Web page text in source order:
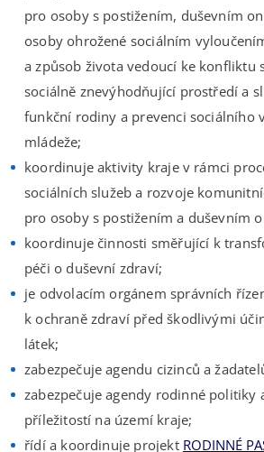
pro osoby s postižením, duševním
osoby ohrožené sociálním
a způsob života vedoucí ke konfliktu
sociálně znevýhodňující prostředí a
funkční rodiny a prevenci sociálního
mládeže;
koordinuje aktivity kraje v rámci
sociálních služeb a rozvoje
pro osoby s postižením a duševním
koordinuje činnosti směřující k
péči o duševní zdraví;
je odvolacím orgánem správních
k ochraně zdraví před škodlivými
látek;
zabezpečuje agendu cizinců a
zabezpečuje agendy rodinné politiky
příležitostí na území kraje;
řídí a koordinuje projekt RODINNÉ